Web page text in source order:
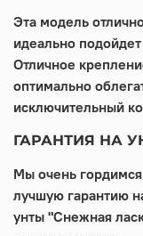
Эта модель
идеально
Отличное
оптимально
исключительный
ГАРАНТИЯ НА
Мы очень
лучшую гарантию
унты "Снежная